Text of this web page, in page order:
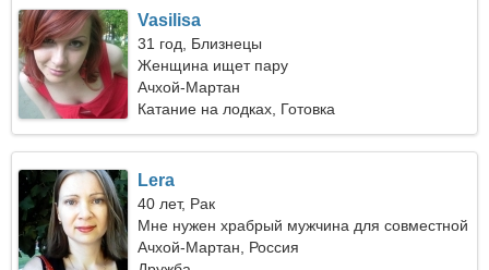
Vasilisa
31 год, Близнецы
Женщина ищет пару
Ачхой-Мартан
Катание на лодках, Готовка
Lera
40 лет, Рак
Мне нужен храбрый мужчина для совместной
прогулки
Ачхой-Мартан, Россия